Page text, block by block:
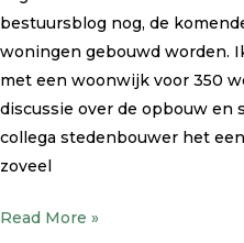
bestuursblog nog, de
woningen gebouwd worden.
met een woonwijk voor 350
discussie over de opbouw en
collega stedenbouwer het
zoveel
Read More »